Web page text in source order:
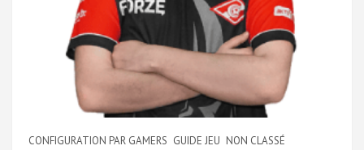
CONFIGURATION PAR GAMERS GUIDE JEU NON CLASSÉ